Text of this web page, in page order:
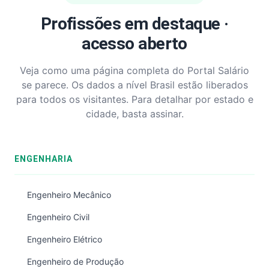
Profissões em destaque ·
acesso aberto
Veja como uma página completa do Portal Salário
se parece. Os dados a nível Brasil estão liberados
para todos os visitantes. Para detalhar por estado e
cidade, basta assinar.
ENGENHARIA
Engenheiro Mecânico
Engenheiro Civil
Engenheiro Elétrico
Engenheiro de Produção